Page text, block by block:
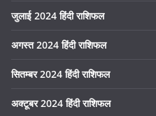
जुलाई 2024 हिंदी राशिफल
अगस्त 2024 हिंदी राशिफल
सितम्बर 2024 हिंदी राशिफल
अक्टूबर 2024 हिंदी राशिफल